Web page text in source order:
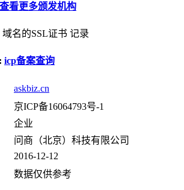
查看更多颁发机构
域名的SSL证书 记录
icp备案查询
askbiz.cn
京ICP备16064793号-1
企业
问商（北京）科技有限公司
2016-12-12
数据仅供参考